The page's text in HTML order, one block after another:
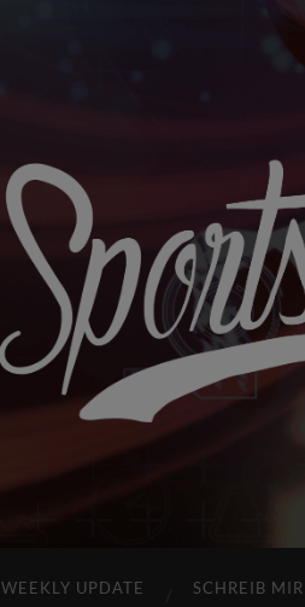
WEEKLY UPDATE SCHREIB MIR